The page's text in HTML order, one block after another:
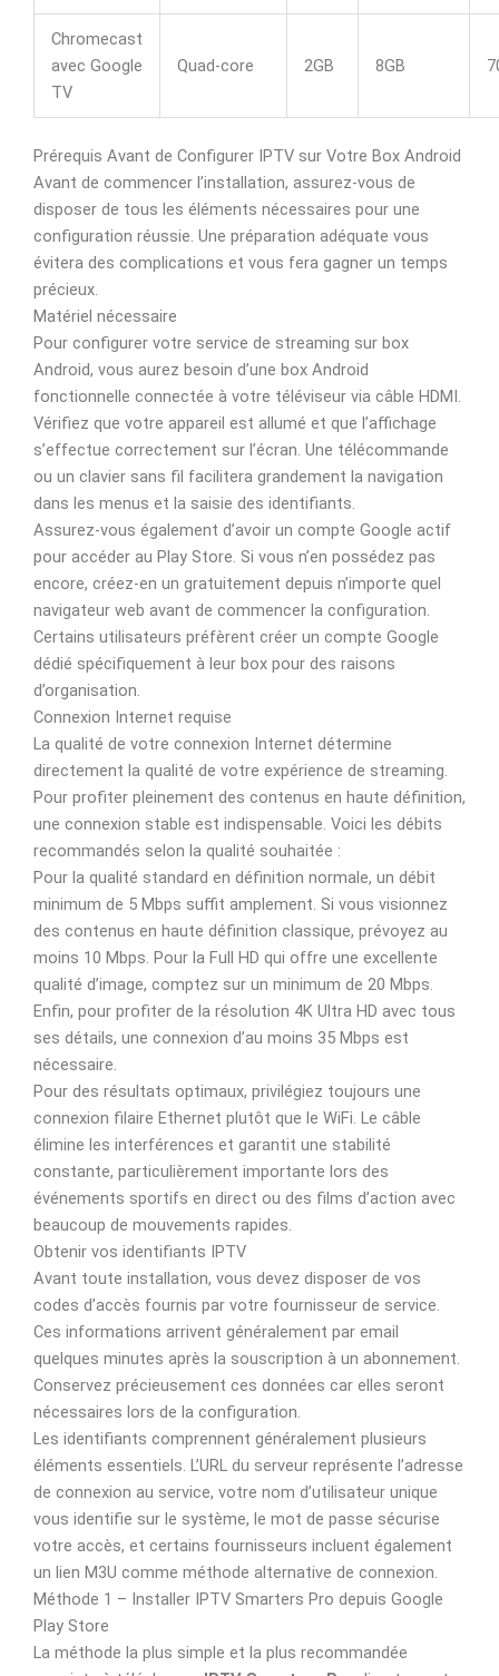
Chromecast
avec Google
TV
Quad-core 2GB 8GB
Prérequis Avant de Configurer IPTV sur Votre Box Android
Avant de commencer l’installation, assurez-vous de
disposer de tous les éléments nécessaires pour une
configuration réussie. Une préparation adéquate vous
évitera des complications et vous fera gagner un temps
précieux.
Matériel nécessaire
Pour configurer votre service de streaming sur box
Android, vous aurez besoin d’une box Android
fonctionnelle connectée à votre téléviseur via câble HDMI.
Vérifiez que votre appareil est allumé et que l’affichage
s’effectue correctement sur l’écran. Une télécommande
ou un clavier sans fil facilitera grandement la navigation
dans les menus et la saisie des identifiants.
Assurez-vous également d’avoir un compte Google actif
pour accéder au Play Store. Si vous n’en possédez pas
encore, créez-en un gratuitement depuis n’importe quel
navigateur web avant de commencer la configuration.
Certains utilisateurs préfèrent créer un compte Google
dédié spécifiquement à leur box pour des raisons
d’organisation.
Connexion Internet requise
La qualité de votre connexion Internet détermine
directement la qualité de votre expérience de streaming.
Pour profiter pleinement des contenus en haute définition,
une connexion stable est indispensable. Voici les débits
recommandés selon la qualité souhaitée :
Pour la qualité standard en définition normale, un débit
minimum de 5 Mbps suffit amplement. Si vous visionnez
des contenus en haute définition classique, prévoyez au
moins 10 Mbps. Pour la Full HD qui offre une excellente
qualité d’image, comptez sur un minimum de 20 Mbps.
Enfin, pour profiter de la résolution 4K Ultra HD avec tous
ses détails, une connexion d’au moins 35 Mbps est
nécessaire.
Pour des résultats optimaux, privilégiez toujours une
connexion filaire Ethernet plutôt que le WiFi. Le câble
élimine les interférences et garantit une stabilité
constante, particulièrement importante lors des
événements sportifs en direct ou des films d’action avec
beaucoup de mouvements rapides.
Obtenir vos identifiants IPTV
Avant toute installation, vous devez disposer de vos
codes d’accès fournis par votre fournisseur de service.
Ces informations arrivent généralement par email
quelques minutes après la souscription à un abonnement.
Conservez précieusement ces données car elles seront
nécessaires lors de la configuration.
Les identifiants comprennent généralement plusieurs
éléments essentiels. L’URL du serveur représente l’adresse
de connexion au service, votre nom d’utilisateur unique
vous identifie sur le système, le mot de passe sécurise
votre accès, et certains fournisseurs incluent également
un lien M3U comme méthode alternative de connexion.
Méthode 1 – Installer IPTV Smarters Pro depuis Google
Play Store
La méthode la plus simple et la plus recommandée